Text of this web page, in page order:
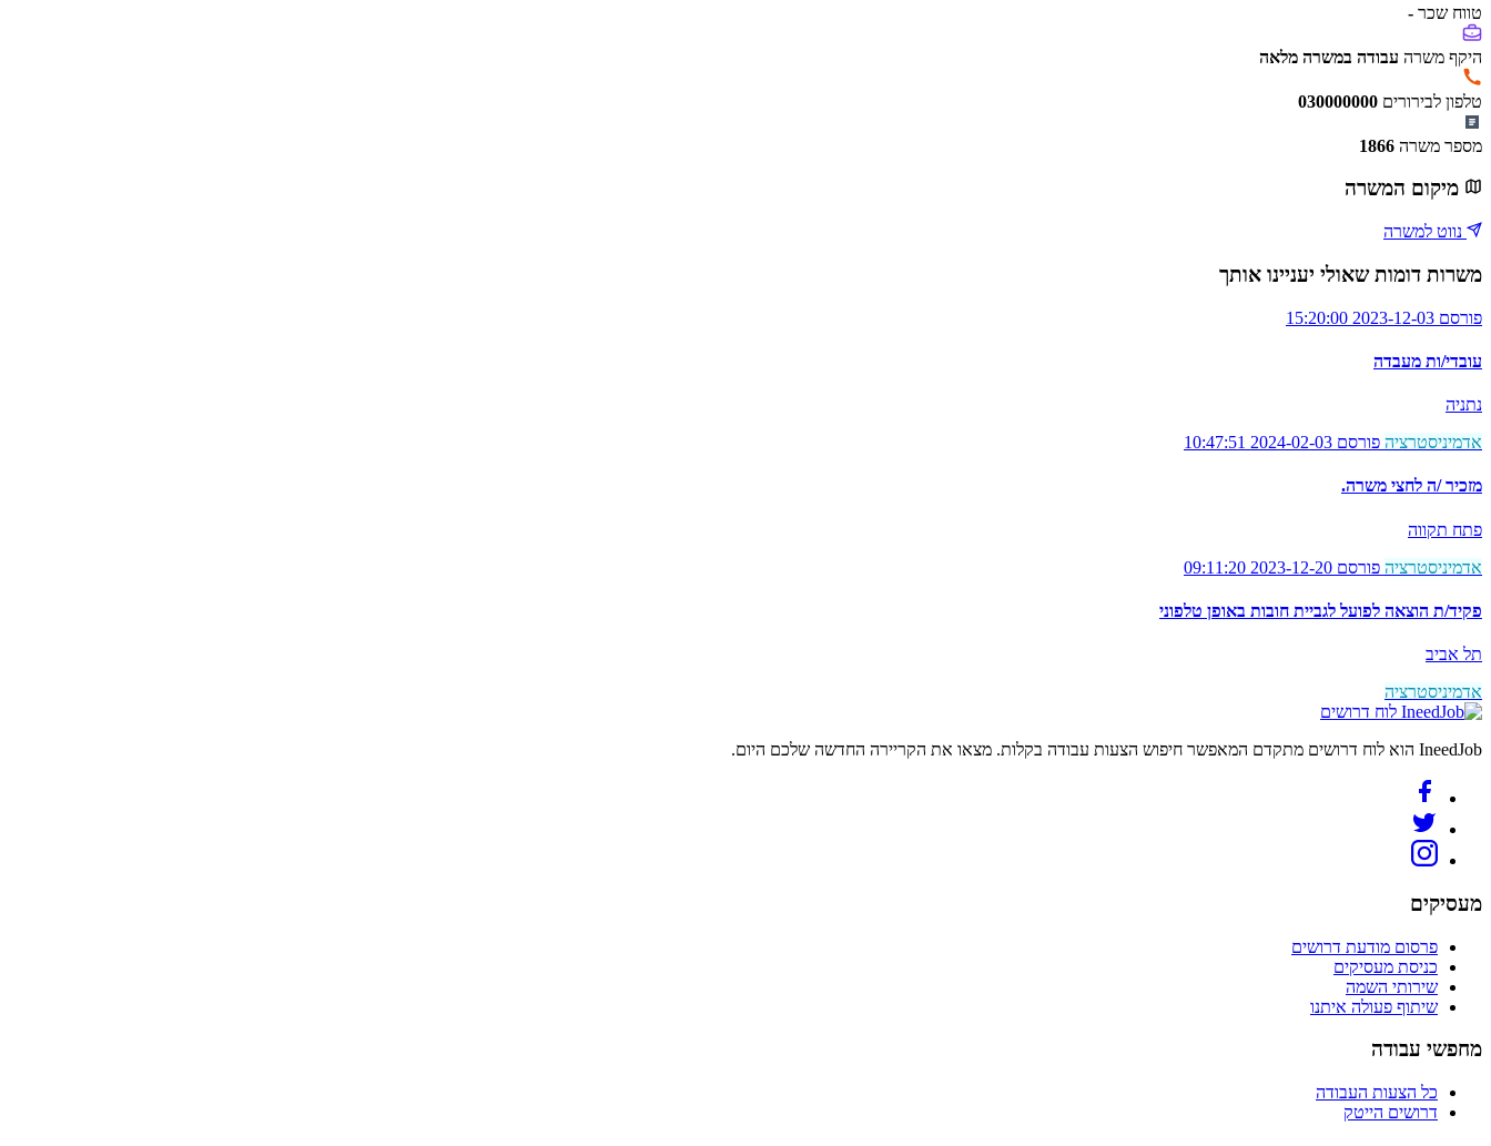
טווח שכר -
היקף משרה עבודה במשרה מלאה
טלפון לבירורים 030000000
מספר משרה 1866
מיקום המשרה
נווט למשרה
משרות דומות שאולי יעניינו אותך
פורסם 2023-12-03 15:20:00
עובדי/ות מעבדה
נתניה
אדמיניסטרציה פורסם 2024-02-03 10:47:51
מזכיר /ה לחצי משרה.
פתח תקווה
אדמיניסטרציה פורסם 2023-12-20 09:11:20
פקיד/ת הוצאה לפועל לגביית חובות באופן טלפוני
תל אביב
אדמיניסטרציה
לוח דרושים
IneedJob הוא לוח דרושים מתקדם המאפשר חיפוש הצעות עבודה בקלות. מצאו את הקריירה החדשה שלכם היום.
מעסיקים
פרסום מודעת דרושים
כניסת מעסיקים
שירותי השמה
שיתוף פעולה איתנו
מחפשי עבודה
כל הצעות העבודה
דרושים הייטק